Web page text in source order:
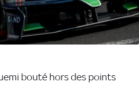
bouté hors des points